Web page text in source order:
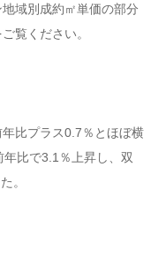
域別成約㎡単価の部分
覧ください。
比プラス0.7％とほぼ横
比で3.1％上昇し、双
。